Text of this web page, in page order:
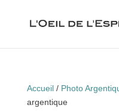
Accueil/ Photo
argentique